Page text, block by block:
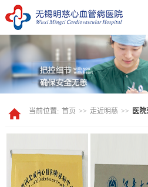
当前位置: 首页 >> 走近明慈 >> 医